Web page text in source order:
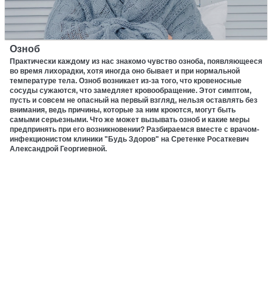
Озноб
Практически каждому из нас знакомо чувство озноба, появляющееся
во время лихорадки, хотя иногда оно бывает и при нормальной
температуре тела. Озноб возникает из-за того, что кровеносные
сосуды сужаются, что замедляет кровообращение. Этот симптом,
пусть и совсем не опасный на первый взгляд, нельзя оставлять без
внимания, ведь причины, которые за ним кроются, могут быть
самыми серьезными. Что же может вызывать озноб и какие меры
предпринять при его возникновении? Разбираемся вместе с врачом-
инфекционистом клиники "Будь Здоров" на Сретенке Росаткевич
Александрой Георгиевной.